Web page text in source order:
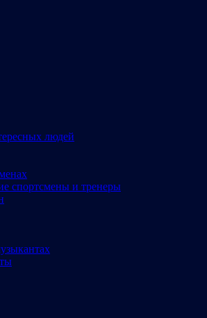
людей
спортсмены и тренеры